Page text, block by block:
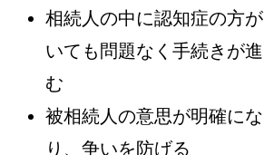
相続人の中に認知症の方が
いても問題なく手続きが進
む
被相続人の意思が明確にな
り、争いを防げる